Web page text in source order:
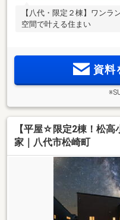
【八代・限定２棟】ワンラ
空間で叶える住まい
資料
【平屋☆限定2棟！松高
家｜八代市松崎町